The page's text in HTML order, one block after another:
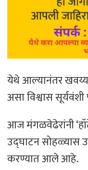
येथे आल्यानंतर
असा विश्वास
आज मंगळवेढेरांनी
उद्घाटन सोहळ्यास
करण्यात आले आहे.